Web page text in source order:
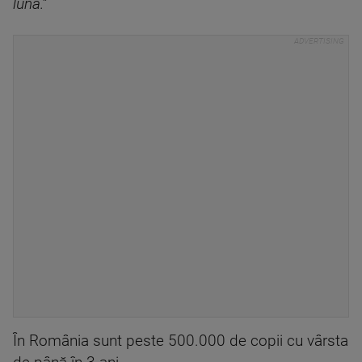
lună.”
În România sunt peste 500.000 de copii cu vârsta